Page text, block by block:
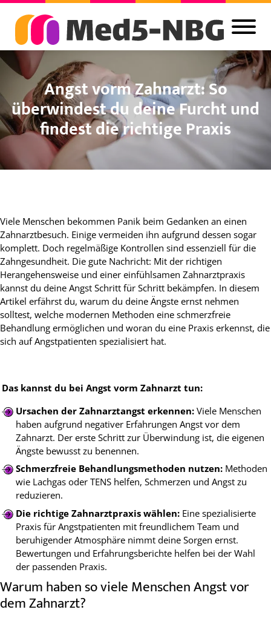
Angst vorm Zahnarzt: So
überwindest du deine Furcht und
findest die richtige Praxis
Viele Menschen bekommen Panik beim Gedanken an einen
Zahnarztbesuch. Einige vermeiden ihn aufgrund dessen sogar
komplett. Doch regelmäßige Kontrollen sind essenziell für die
Zahngesundheit. Die gute Nachricht: Mit der richtigen
Herangehensweise und einer einfühlsamen Zahnarztpraxis
kannst du deine Angst Schritt für Schritt bekämpfen. In diesem
Artikel erfährst du, warum du deine Ängste ernst nehmen
solltest, welche modernen Methoden eine schmerzfreie
Behandlung ermöglichen und woran du eine Praxis erkennst, die
sich auf Angstpatienten spezialisiert hat.
Das kannst du bei Angst vorm Zahnarzt tun:
Ursachen der Zahnarztangst erkennen: Viele Menschen
haben aufgrund negativer Erfahrungen Angst vor dem
Zahnarzt. Der erste Schritt zur Überwindung ist, die eigenen
Ängste bewusst zu benennen.
Schmerzfreie Behandlungsmethoden nutzen: Methoden
wie Lachgas oder TENS helfen, Schmerzen und Angst zu
reduzieren.
Die richtige Zahnarztpraxis wählen: Eine spezialisierte
Praxis für Angstpatienten mit freundlichem Team und
beruhigender Atmosphäre nimmt deine Sorgen ernst.
Bewertungen und Erfahrungsberichte helfen bei der Wahl
der passenden Praxis.
Warum haben so viele Menschen Angst vor
dem Zahnarzt?